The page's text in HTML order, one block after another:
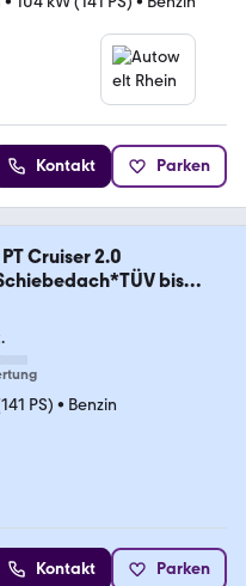
Kontakt Parken
Cruiser 2.0
bis
PS) • Benzin
Kontakt Parken